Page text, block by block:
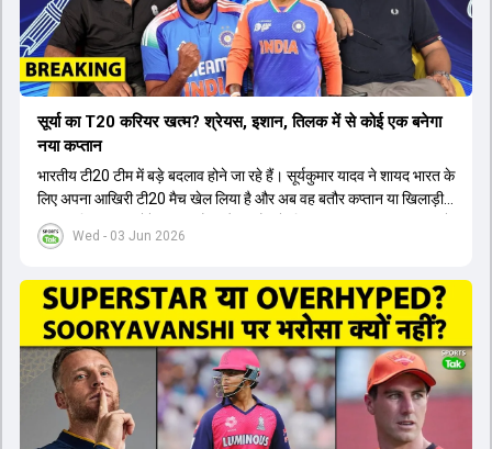
Wed - 03 Jun 2026
सूर्या का T20 करियर खत्म? श्रेयस, इशान, तिलक में से कोई एक बनेगा
नया कप्तान
भारतीय टी20 टीम में बड़े बदलाव होने जा रहे हैं। सूर्यकुमार यादव ने शायद भारत के
लिए अपना आखिरी टी20 मैच खेल लिया है और अब वह बतौर कप्तान या खिलाड़ी
टीम का हिस्सा नहीं होंगे। आयरलैंड और इंग्लैंड के खिलाफ आगामी टी20 सीरीज के
लिए नए कप्तान की तलाश जारी है। इस रेस में श्रेयस अय्यर सबसे आगे चल रहे
पटेल इस रेस में काफी पीछे हैं, जबकि संजू सैमसन और रजत पाटीदार कप्तानी की
दौड़ से बाहर हैं। आगामी सीरीज के लिए वैभव सूर्यवंशी को तीसरे ओपनर के तौर पर
टीम में शामिल किया जाएगा, जबकि अभिषेक शर्मा और संजू सैमसन पहली पसंद
होंगे। इसके अलावा नीतीश रेड्डी को बतौर ऑलराउंडर ज्यादा मौके मिलेंगे। अजीत
अगरकर की अगुवाई वाली चयन समिति और कोच गौतम गंभीर आगामी टी20 वर्ल्ड
कप और 2028 ओलंपिक के लिए लंबी अवधि का विजन लेकर चल रहे हैं।